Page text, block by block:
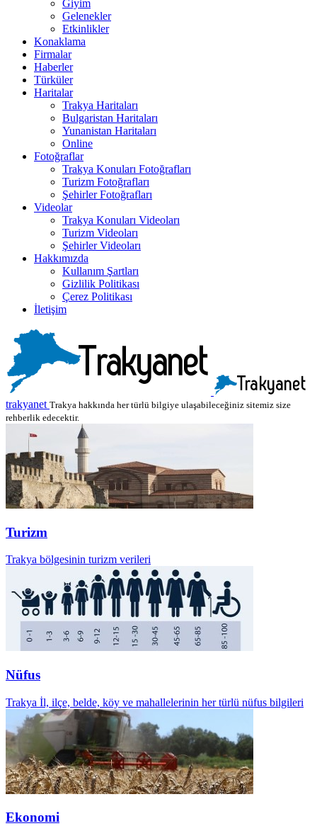
Giyim
Gelenekler
Etkinlikler
Konaklama
Firmalar
Haberler
Türküler
Haritalar
Trakya Haritaları
Bulgaristan Haritaları
Yunanistan Haritaları
Online
Fotoğraflar
Trakya Konuları Fotoğrafları
Turizm Fotoğrafları
Şehirler Fotoğrafları
Videolar
Trakya Konuları Videoları
Turizm Videoları
Şehirler Videoları
Hakkımızda
Kullanım Şartları
Gizlilik Politikası
Çerez Politikası
İletişim
trakyanet Trakya hakkında her türlü bilgiye ulaşabileceğiniz sitemiz size
rehberlik edecektir.
Turizm
Trakya bölgesinin turizm verileri
Nüfus
Trakya İl, ilçe, belde, köy ve mahallelerinin her türlü nüfus bilgileri
Ekonomi